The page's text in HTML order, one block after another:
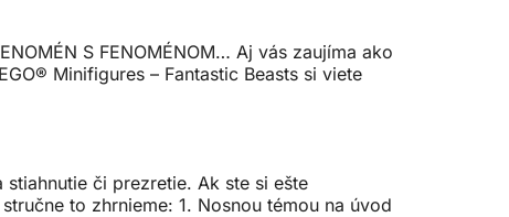
S FENOMÉNOM… Aj vás zaujíma ako
Minifigures – Fantastic Beasts si viete
či prezretie. Ak ste si ešte
to zhrnieme: 1. Nosnou témou na úvod